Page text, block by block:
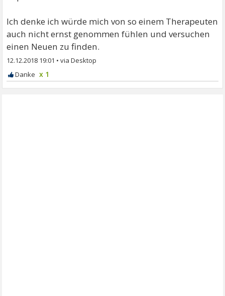
Ich denke ich würde mich von so einem Therapeuten
auch nicht ernst genommen fühlen und versuchen
einen Neuen zu finden.
12.12.2018 19:01 •
x 1